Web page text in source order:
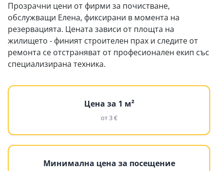
Прозрачни цени от фирми за почистване,
обслужващи Елена, фиксирани в момента на
резервацията. Цената зависи от площта на
жилището - финият строителен прах и следите от
ремонта се отстраняват от професионален екип със
специализирана техника.
Цена за 1 м²
от 3 €
Минимална цена за посещение